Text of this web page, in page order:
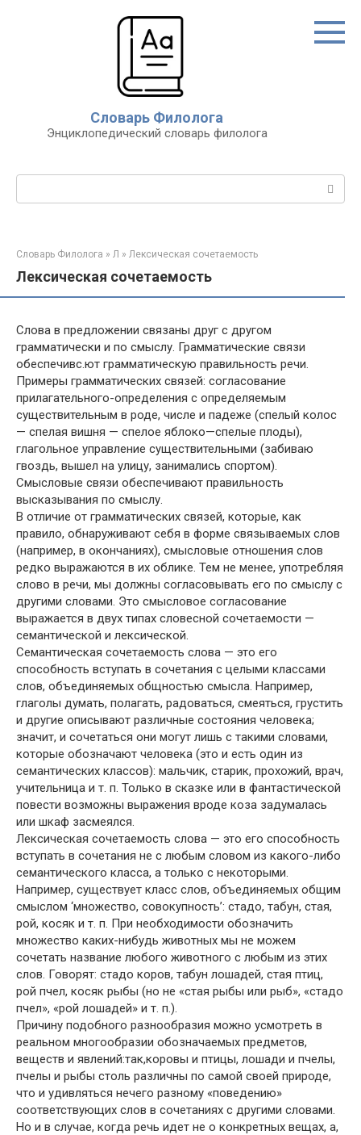
Словарь Филолога
Энциклопедический словарь филолога
Словарь Филолога » Л » Лексическая сочетаемость
Лексическая сочетаемость
Слова в предложении связаны друг с другом
грамматически и по смыслу. Грамматические связи
обеспечивс.ют грамматическую правильность речи.
Примеры грамматических связей: согласование
прилагательного-определения с определяемым
существительным в роде, числе и падеже (спелый колос
— спелая вишня — спелое яблоко—спелые плоды),
глагольное управление существительными (забиваю
гвоздь, вышел на улицу, занимались спортом).
Смысловые связи обеспечивают правильность
высказывания по смыслу.
В отличие от грамматических связей, которые, как
правило, обнаруживают себя в форме связываемых слов
(например, в окончаниях), смысловые отношения слов
редко выражаются в их облике. Тем не менее, употребляя
слово в речи, мы должны согласовывать его по смыслу с
другими словами. Это смысловое согласование
выражается в двух типах словесной сочетаемости —
семантической и лексической.
Семантическая сочетаемость слова — это его
способность вступать в сочетания с целыми классами
слов, объединяемых общностью смысла. Например,
глаголы думать, полагать, радоваться, смеяться, грустить
и другие описывают различные состояния человека;
значит, и сочетаться они могут лишь с такими словами,
которые обозначают человека (это и есть один из
семантических классов): мальчик, старик, прохожий, врач,
учительница и т. п. Только в сказке или в фантастической
повести возможны выражения вроде коза задумалась
или шкаф засмеялся.
Лексическая сочетаемость слова — это его способность
вступать в сочетания не с любым словом из какого-либо
семантического класса, а только с некоторыми.
Например, существует класс слов, объединяемых общим
смыслом ‘множество, совокупность’: стадо, табун, стая,
рой, косяк и т. п. При необходимости обозначить
множество каких-нибудь животных мы не можем
сочетать название любого животного с любым из этих
слов. Говорят: стадо коров, табун лошадей, стая птиц,
рой пчел, косяк рыбы (но не «стая рыбы или рыб», «стадо
пчел», «рой лошадей» и т. п.).
Причину подобного разнообразия можно усмотреть в
реальном многообразии обозначаемых предметов,
веществ и явлений:так,коровы и птицы, лошади и пчелы,
пчелы и рыбы столь различны по самой своей природе,
что и удивляться нечего разному «поведению»
соответствующих слов в сочетаниях с другими словами.
Но и в случае, когда речь идет не о конкретных вещах, а,